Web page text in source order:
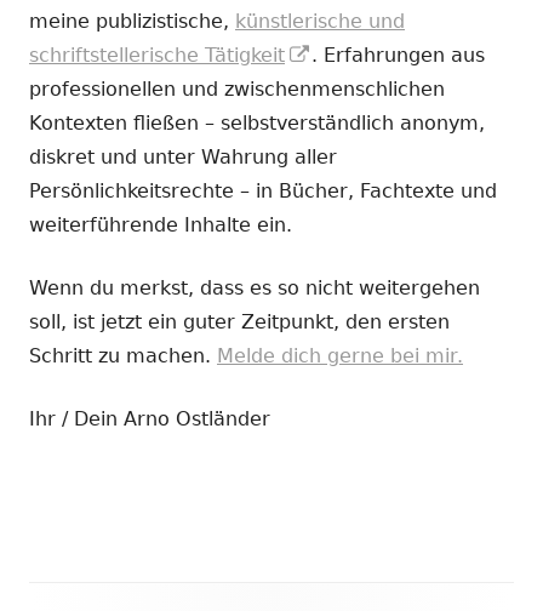
meine publizistische, künstlerische und
schriftstellerische Tätigkeit
In
neuem
Fenster
öffnen
. Erfahrungen aus
professionellen und zwischenmenschlichen
Kontexten fließen – selbstverständlich anonym,
diskret und unter Wahrung aller
Persönlichkeitsrechte – in Bücher, Fachtexte und
weiterführende Inhalte ein.
Wenn du merkst, dass es so nicht weitergehen
soll, ist jetzt ein guter Zeitpunkt, den ersten
Schritt zu machen. Melde dich gerne bei mir.
Ihr / Dein Arno Ostländer